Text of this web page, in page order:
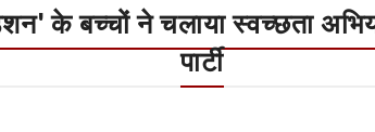
के बच्चों ने चलाया स्वच्छता
पार्टी